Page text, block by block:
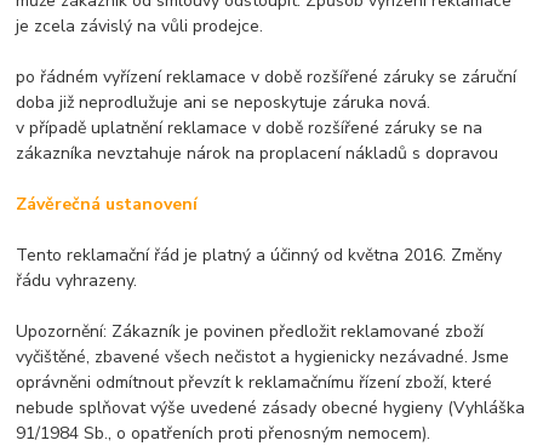
je zcela závislý na vůli prodejce.
po řádném vyřízení reklamace v době rozšířené záruky se záruční
doba již neprodlužuje ani se neposkytuje záruka nová.
v případě uplatnění reklamace v době rozšířené záruky se na
zákazníka nevztahuje nárok na proplacení nákladů s dopravou
Závěrečná ustanovení
Tento reklamační řád je platný a účinný od května 2016. Změny
řádu vyhrazeny.
Upozornění: Zákazník je povinen předložit reklamované zboží
vyčištěné, zbavené všech nečistot a hygienicky nezávadné. Jsme
oprávněni odmítnout převzít k reklamačnímu řízení zboží, které
nebude splňovat výše uvedené zásady obecné hygieny (Vyhláška
91/1984 Sb., o opatřeních proti přenosným nemocem).